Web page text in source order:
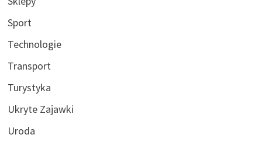
Sport
Technologie
Transport
Turystyka
Ukryte Zajawki
Uroda